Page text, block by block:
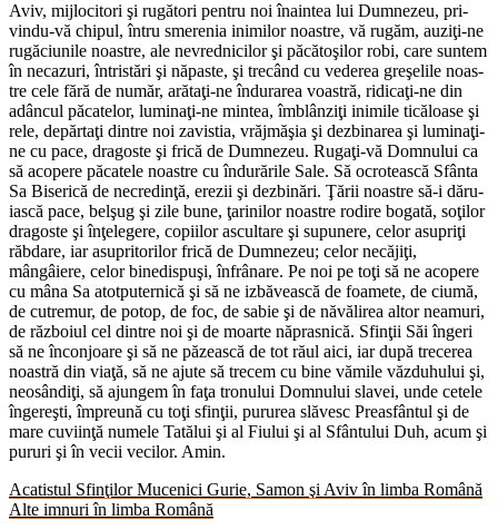
Aviv, mij­lo­ci­tori şi ru­gă­tori pen­tru noi îna­in­tea lui Dum­ne­zeu, pri­
vindu-vă chi­pul, întru sme­re­nia ini­mi­lor noas­tre, vă rugăm, auziţi-ne
ru­gă­ciu­nile noas­tre, ale ne­vred­ni­ci­lor şi pă­cătoşilor robi, care sun­tem
în ne­ca­zuri, în­tris­tări şi nă­paste, şi trecând cu ve­de­rea greşelile noas­
tre cele fără de număr, arătaţi-ne în­du­ra­rea voas­tră, ri­dicaţi-ne din
adâncul pă­ca­te­lor, lu­minaţi-ne min­tea, îmblânziţi ini­mile ti­că­loase şi
rele, de­părtaţi din­tre noi za­vis­tia, vră­jmăşia şi dez­bi­na­rea şi lu­minaţi-
ne cu pace, dra­goste şi frică de Dum­ne­zeu. Rugaţi-vă Dom­nu­lui ca
să aco­pere pă­ca­tele noas­tre cu în­du­ră­rile Sale. Să ocro­tească Sfânta
Sa Bi­se­rică de ne­cre­dinţă, ere­zii şi dez­bi­nări. Ţării noas­tre să-i dă­ru­
iască pace, belşug şi zile bune, ţari­ni­lor noas­tre ro­dire bo­gată, soţilor
dra­goste şi înţele­gere, co­pi­i­lor as­cul­tare şi su­pu­nere, celor asu­priţi
răb­dare, iar asu­pri­to­ri­lor frică de Dum­ne­zeu; celor ne­căjiţi,
mângâiere, celor bin­e­dispuşi, înfrânare. Pe noi pe toţi să ne aco­pere
cu mâna Sa ato­tpu­ter­nică şi să ne iz­bă­vească de foa­mete, de ciumă,
de cu­tre­mur, de potop, de foc, de sabie şi de nă­vă­li­rea altor nea­muri,
de răz­bo­iul cel din­tre noi şi de moarte nă­pra­s­nică. Sfinţii Săi în­geri
să ne în­con­joare şi să ne pă­zească de tot răul aici, iar după tre­ce­rea
noas­tră din viaţă, să ne ajute să tre­cem cu bine vă­mile vă­z­du­hu­lui şi,
neosândiţi, să ajun­gem în faţa tro­nu­lui Dom­nu­lui sla­vei, unde ce­tele
în­gereşti, îm­pre­ună cu toţi sfinţii, pu­ru­rea slă­vesc Preasfântul şi de
mare cu­viinţă nu­mele Ta­tă­lui şi al Fi­u­lui şi al Sfântu­lui Duh, acum şi
pu­ruri şi în vecii ve­ci­lor. Amin.
Aca­tis­tul Sfinţilor Mu­ce­nici Gurie, Samon şi Aviv în limba Română
Alte im­nuri în limba Română